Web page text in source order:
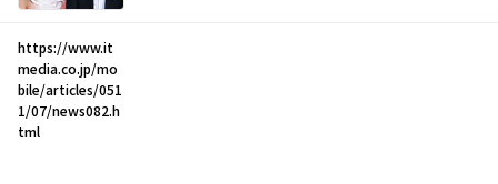
https://www.it
media.co.jp/mo
bile/articles/051
1/07/news082.h
tml